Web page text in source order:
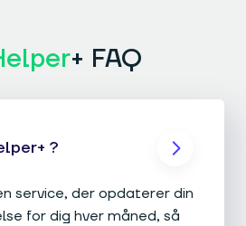
+ FAQ
?
service, der opdaterer din
for dig hver måned, så